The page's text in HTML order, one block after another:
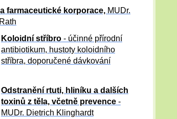
farmaceutické korporace, MUDr.
Koloidní stříbro- účinné přírodní
antibiotikum, hustoty koloidního
stříbra, doporučené dávkování
Odstranění rtuti, hliníku a dalších
toxinů z těla, včetně prevence -
MUDr. Dietrich Klinghardt